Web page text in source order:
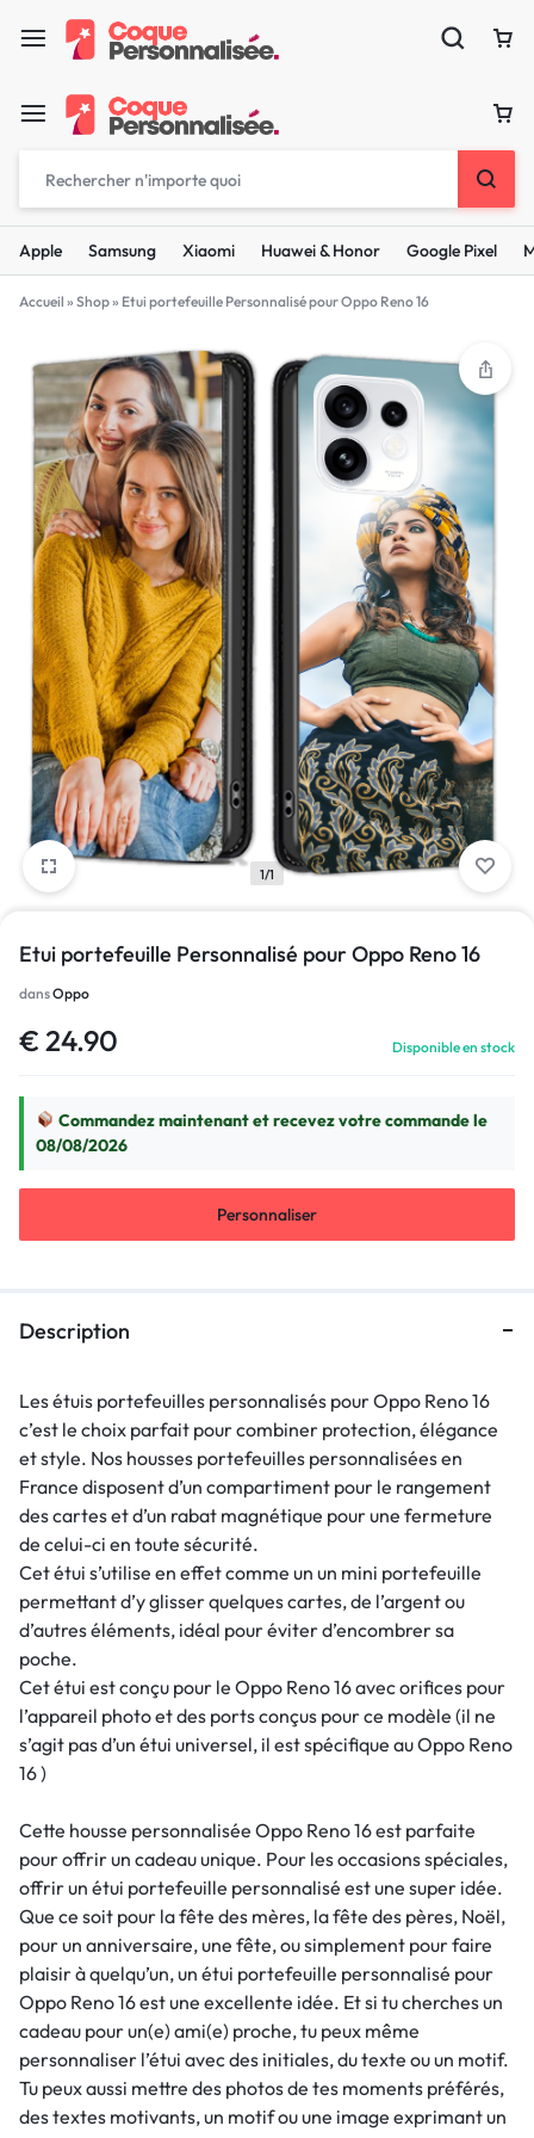
Apple Samsung Xiaomi Huawei & Honor Google Pixel
Accueil » Shop» Etui portefeuille Personnalisé pour Oppo Reno 16
1/1
Etui portefeuille Personnalisé pour Oppo Reno 16
dansOppo
€ 24.90 Disponible en stock
Commandez maintenant et recevez votre commande le
08/08/2026
Personnaliser
Description
Les étuis portefeuilles personnalisés pour Oppo Reno 16
c’est le choix parfait pour combiner protection, élégance
et style. Nos housses portefeuilles personnalisées en
France disposent d’un compartiment pour le rangement
des cartes et d’un rabat magnétique pour une fermeture
de celui-ci en toute sécurité.
Cet étui s’utilise en effet comme un un mini portefeuille
permettant d’y glisser quelques cartes, de l’argent ou
d’autres éléments, idéal pour éviter d’encombrer sa
poche.
Cet étui est conçu pour le Oppo Reno 16 avec orifices pour
l’appareil photo et des ports conçus pour ce modèle (il ne
s’agit pas d’un étui universel, il est spécifique au Oppo Reno
16 )
Cette housse personnalisée Oppo Reno 16 est parfaite
pour offrir un cadeau unique. Pour les occasions spéciales,
offrir un étui portefeuille personnalisé est une super idée.
Que ce soit pour la fête des mères, la fête des pères, Noël,
pour un anniversaire, une fête, ou simplement pour faire
plaisir à quelqu’un, un étui portefeuille personnalisé pour
Oppo Reno 16 est une excellente idée. Et si tu cherches un
cadeau pour un(e) ami(e) proche, tu peux même
personnaliser l’étui avec des initiales, du texte ou un motif.
Tu peux aussi mettre des photos de tes moments préférés,
des textes motivants, un motif ou une image exprimant un